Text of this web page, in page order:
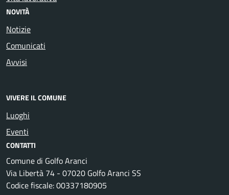
NOVITÀ
Notizie
Comunicati
Avvisi
VIVERE IL COMUNE
Luoghi
Eventi
CONTATTI
Comune di Golfo Aranci
Via Libertà 74 - 07020 Golfo Aranci SS
Codice fiscale: 00337180905